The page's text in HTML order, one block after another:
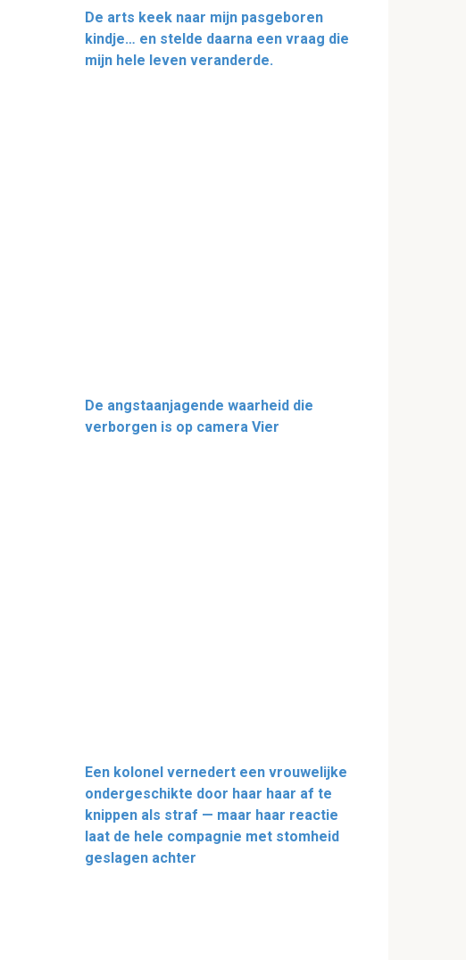
De arts keek naar mijn pasgeboren
kindje… en stelde daarna een vraag die
mijn hele leven veranderde.
De angstaanjagende waarheid die
verborgen is op camera Vier
Een kolonel vernedert een vrouwelijke
ondergeschikte door haar haar af te
knippen als straf — maar haar reactie
laat de hele compagnie met stomheid
geslagen achter